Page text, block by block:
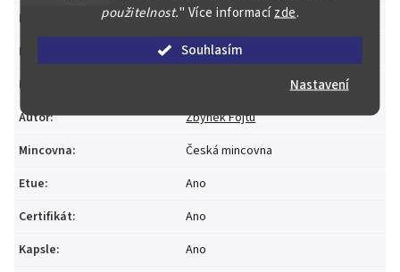
použitelnost." Více informacízde.
Souhlasím
Nastavení
Ročník
2022
Emitent
Česká republika
Provedení
Autor:
Zbyněk Fojtů
Mincovna:
Česká mincovna
Etue:
Ano
Certifikát:
Ano
Kapsle:
Ano